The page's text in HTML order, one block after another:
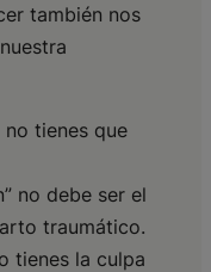
también nos
tienes que
no debe ser el
traumático.
tienes la culpa